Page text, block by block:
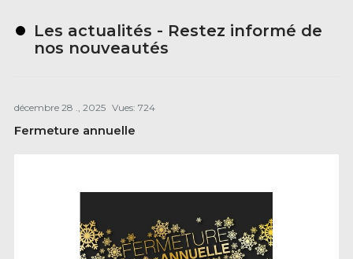
Les actualités - Restez informé de
nos nouveautés
décembre 28 ., 2025 Vues: 724
Fermeture annuelle